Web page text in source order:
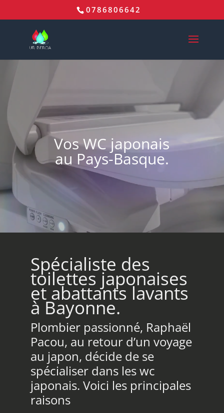
0786806642
Vos WC japonais
au Pays-Basque.
Spécialiste des
toilettes japonaises
et abattants lavants
à Bayonne.
Plombier passionné, Raphaël
Pacou, au retour d’un voyage
au japon, décide de se
spécialiser dans les wc
japonais. Voici les principales
raisons